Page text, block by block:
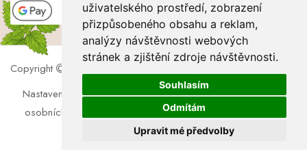
uživatelského prostředí, zobrazení
přizpůsobeného obsahu a reklam,
analýzy návštěvnosti webových
stránek a zjištění zdroje návštěvnosti.
Souhlasím
Odmítám
Upravit mé předvolby
Copyright
2026 Lbros s.r.o.
Nastavení cookies|Soubory cookies|Zásady zpracování
osobních údajů
Souhlas se zpracováním osobních údajů